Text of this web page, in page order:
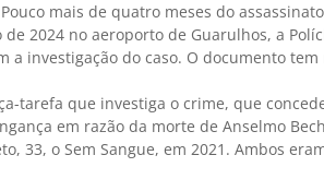
Pouco mais de quatro meses do
2024 no aeroporto de Guarulhos, a
a investigação do caso. O documento
tarefa que investiga o crime, que
em razão da morte de Anselmo
33, o Sem Sangue, em 2021. Ambos